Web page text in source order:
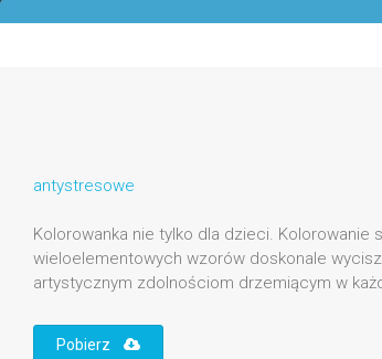
antystresowe
Kolorowanka nie tylko dla dzieci. Kolorowanie
wieloelementowych wzorów doskonale
artystycznym zdolnościom drzemiącym w
Pobierz